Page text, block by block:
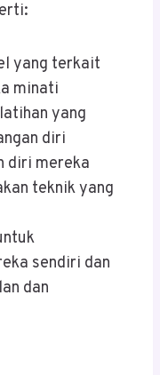
yang terkait
minati
yang
diri
diri mereka
teknik yang
sendiri dan
dan